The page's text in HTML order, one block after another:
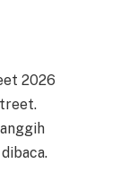
2026